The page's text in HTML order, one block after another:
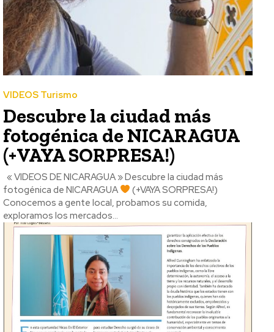
VIDEOS Turismo
Descubre la ciudad más
fotogénica de NICARAGUA
(+VAYA SORPRESA!)
fotogénica de NICARAGUA
(+VAYA SORPRESA!)
Conocemos a gente local, probamos su comida,
exploramos los mercados...